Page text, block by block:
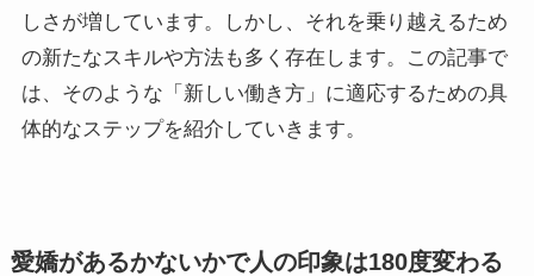
しさが増しています。しかし、それを乗り越えるため
の新たなスキルや方法も多く存在します。この記事で
は、そのような「新しい働き方」に適応するための具
体的なステップを紹介していきます。
愛嬌があるかないかで人の印象は180度変わる